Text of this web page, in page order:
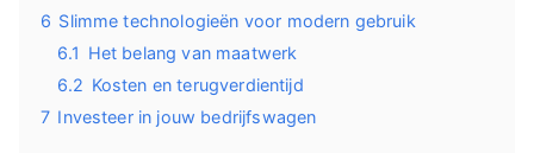
6 Slimme technologieën voor modern gebruik
6.1 Het belang van maatwerk
6.2 Kosten en terugverdientijd
7 Investeer in jouw bedrijfswagen